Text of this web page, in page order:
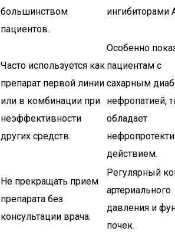
большинством
пациентов.
ингибиторами
Часто используется как
препарат первой линии
или в комбинации при
неэффективности
других средств.
Особенно
пациентам с
сахарным
нефропатией,
обладает
действием.
Не прекращать прием
препарата без
консультации врача.
Регулярный
артериального
давления и
почек.